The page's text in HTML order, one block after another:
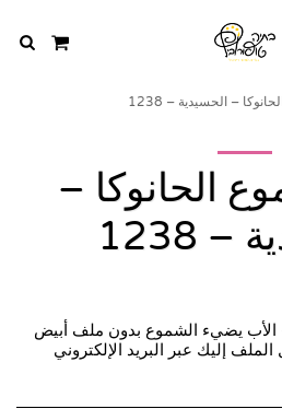
– الحسيدية – 1238
الحانوكا –
1238
الأب يضيء الشموع بدون ملف أبيض
إليك عبر البريد الإلكتروني